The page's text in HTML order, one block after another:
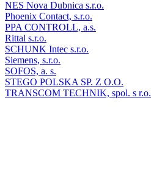
NES Nova Dubnica s.r.o.
Phoenix Contact, s.r.o.
PPA CONTROLL, a.s.
Rittal s.r.o.
SCHUNK Intec s.r.o.
Siemens, s.r.o.
SOFOS, a. s.
STEGO POLSKA SP. Z O.O.
TRANSCOM TECHNIK, spol. s r.o.